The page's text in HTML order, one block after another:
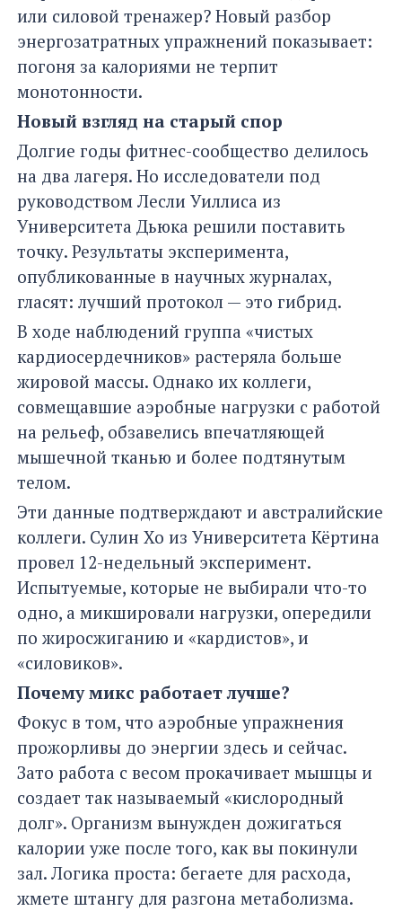
или силовой тренажер? Новый разбор
энергозатратных упражнений показывает:
погоня за калориями не терпит
монотонности.
Новый взгляд на старый спор
Долгие годы фитнес-сообщество делилось
на два лагеря. Но исследователи под
руководством Лесли Уиллиса из
Университета Дьюка решили поставить
точку. Результаты эксперимента,
опубликованные в научных журналах,
гласят: лучший протокол — это гибрид.
В ходе наблюдений группа «чистых
кардиосердечников» растеряла больше
жировой массы. Однако их коллеги,
совмещавшие аэробные нагрузки с работой
на рельеф, обзавелись впечатляющей
мышечной тканью и более подтянутым
телом.
Эти данные подтверждают и австралийские
коллеги. Сулин Хо из Университета Кёртина
провел 12-недельный эксперимент.
Испытуемые, которые не выбирали что-то
одно, а микшировали нагрузки, опередили
по жиросжиганию и «кардистов», и
«силовиков».
Почему микс работает лучше?
Фокус в том, что аэробные упражнения
прожорливы до энергии здесь и сейчас.
Зато работа с весом прокачивает мышцы и
создает так называемый «кислородный
долг». Организм вынужден дожигаться
калории уже после того, как вы покинули
зал. Логика проста: бегаете для расхода,
жмете штангу для разгона метаболизма.